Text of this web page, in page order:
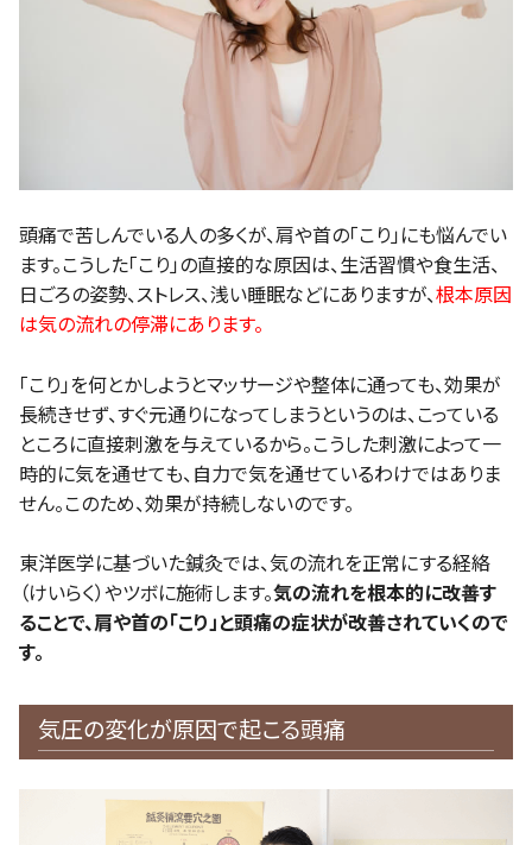
頭痛で苦しんでいる人の多くが、肩や首の「こり」にも悩んでい
ます。こうした「こり」の直接的な原因は、生活習慣や食生活、
日ごろの姿勢、ストレス、浅い睡眠などにありますが、根本原因
は気の流れの停滞にあります。
「こり」を何とかしようとマッサージや整体に通っても、効果が
長続きせず、すぐ元通りになってしまうというのは、こっている
ところに直接刺激を与えているから。こうした刺激によって一
時的に気を通せても、自力で気を通せているわけではありま
せん。このため、効果が持続しないのです。
東洋医学に基づいた鍼灸では、気の流れを正常にする経絡
（けいらく）やツボに施術します。気の流れを根本的に改善す
ることで、肩や首の「こり」と頭痛の症状が改善されていくので
す。
気圧の変化が原因で起こる頭痛